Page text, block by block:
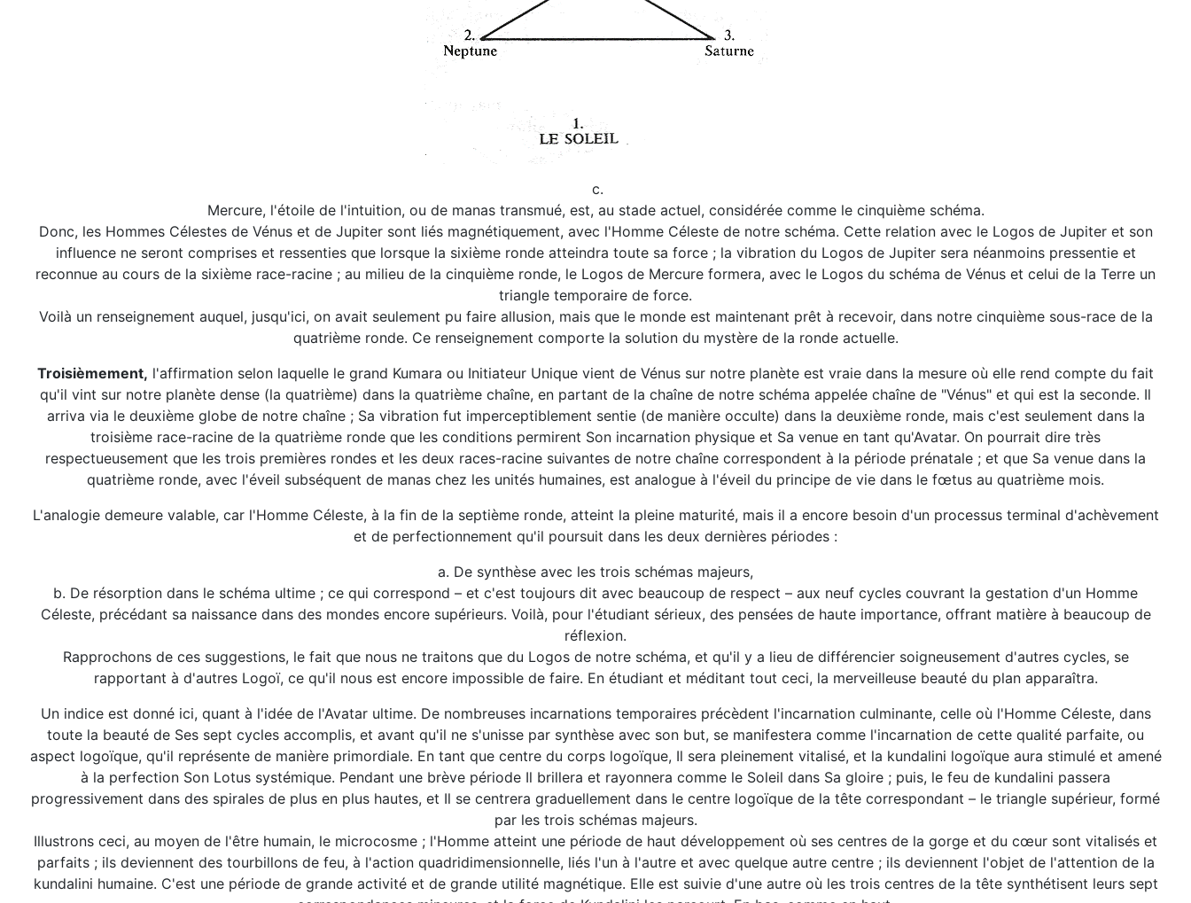
c.
Mercure, l'étoile de l'intuition, ou de manas transmué, est, au stade actuel, considérée comme le cinquième schéma.
Donc, les Hommes Célestes de Vénus et de Jupiter sont liés magnétiquement, avec l'Homme Céleste de notre schéma. Cette relation avec le Logos de Jupiter et son
influence ne seront comprises et ressenties que lorsque la sixième ronde atteindra toute sa force ; la vibration du Logos de Jupiter sera néanmoins pressentie et
reconnue au cours de la sixième race-racine ; au milieu de la cinquième ronde, le Logos de Mercure formera, avec le Logos du schéma de Vénus et celui de la Terre un
triangle temporaire de force.
Voilà un renseignement auquel, jusqu'ici, on avait seulement pu faire allusion, mais que le monde est maintenant prêt à recevoir, dans notre cinquième sous-race de la
quatrième ronde. Ce renseignement comporte la solution du mystère de la ronde actuelle.
Troisièmement, l'affirmation selon laquelle le grand Kumara ou Initiateur Unique vient de Vénus sur notre planète est vraie dans la mesure où elle rend compte du fait
qu'il vint sur notre planète dense (la quatrième) dans la quatrième chaîne, en partant de la chaîne de notre schéma appelée chaîne de "Vénus" et qui est la seconde. Il
arriva via le deuxième globe de notre chaîne ; Sa vibration fut imperceptiblement sentie (de manière occulte) dans la deuxième ronde, mais c'est seulement dans la
troisième race-racine de la quatrième ronde que les conditions permirent Son incarnation physique et Sa venue en tant qu'Avatar. On pourrait dire très
respectueusement que les trois premières rondes et les deux races-racine suivantes de notre chaîne correspondent à la période prénatale ; et que Sa venue dans la
quatrième ronde, avec l'éveil subséquent de manas chez les unités humaines, est analogue à l'éveil du principe de vie dans le fœtus au quatrième mois.
L'analogie demeure valable, car l'Homme Céleste, à la fin de la septième ronde, atteint la pleine maturité, mais il a encore besoin d'un processus terminal d'achèvement
et de perfectionnement qu'il poursuit dans les deux dernières périodes :
a. De synthèse avec les trois schémas majeurs,
b. De résorption dans le schéma ultime ; ce qui correspond – et c'est toujours dit avec beaucoup de respect – aux neuf cycles couvrant la gestation d'un Homme
Céleste, précédant sa naissance dans des mondes encore supérieurs. Voilà, pour l'étudiant sérieux, des pensées de haute importance, offrant matière à beaucoup de
réflexion.
Rapprochons de ces suggestions, le fait que nous ne traitons que du Logos de notre schéma, et qu'il y a lieu de différencier soigneusement d'autres cycles, se
rapportant à d'autres Logoï, ce qu'il nous est encore impossible de faire. En étudiant et méditant tout ceci, la merveilleuse beauté du plan apparaîtra.
Un indice est donné ici, quant à l'idée de l'Avatar ultime. De nombreuses incarnations temporaires précèdent l'incarnation culminante, celle où l'Homme Céleste, dans
toute la beauté de Ses sept cycles accomplis, et avant qu'il ne s'unisse par synthèse avec son but, se manifestera comme l'incarnation de cette qualité parfaite, ou
aspect logoïque, qu'il représente de manière primordiale. En tant que centre du corps logoïque, Il sera pleinement vitalisé, et la kundalini logoïque aura stimulé et amené
à la perfection Son Lotus systémique. Pendant une brève période Il brillera et rayonnera comme le Soleil dans Sa gloire ; puis, le feu de kundalini passera
progressivement dans des spirales de plus en plus hautes, et Il se centrera graduellement dans le centre logoïque de la tête correspondant – le triangle supérieur, formé
par les trois schémas majeurs.
Illustrons ceci, au moyen de l'être humain, le microcosme ; l'Homme atteint une période de haut développement où ses centres de la gorge et du cœur sont vitalisés et
parfaits ; ils deviennent des tourbillons de feu, à l'action quadridimensionnelle, liés l'un à l'autre et avec quelque autre centre ; ils deviennent l'objet de l'attention de la
kundalini humaine. C'est une période de grande activité et de grande utilité magnétique. Elle est suivie d'une autre où les trois centres de la tête synthétisent leurs sept